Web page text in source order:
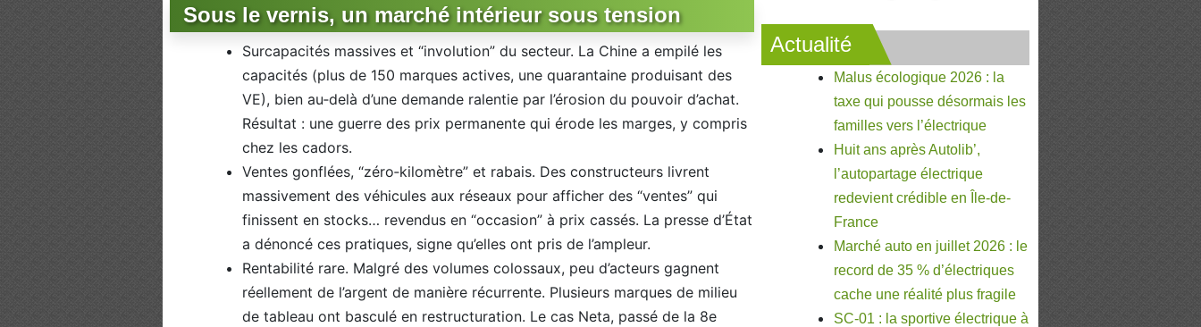
Sous le vernis, un marché intérieur sous tension
Surcapacités massives et “involution” du secteur. La Chine a empilé les
capacités (plus de 150 marques actives, une quarantaine produisant des
VE), bien au‑delà d’une demande ralentie par l’érosion du pouvoir d’achat.
Résultat : une guerre des prix permanente qui érode les marges, y compris
chez les cadors.
Ventes gonflées, “zéro‑kilomètre” et rabais. Des constructeurs livrent
massivement des véhicules aux réseaux pour afficher des “ventes” qui
finissent en stocks… revendus en “occasion” à prix cassés. La presse d’État
a dénoncé ces pratiques, signe qu’elles ont pris de l’ampleur.
Rentabilité rare. Malgré des volumes colossaux, peu d’acteurs gagnent
réellement de l’argent de manière récurrente. Plusieurs marques de milieu
de tableau ont basculé en restructuration. Le cas Neta, passé de la 8e
Actualité
Malus écologique 2026 : la
taxe qui pousse désormais les
familles vers l’électrique
Huit ans après Autolib’,
l’autopartage électrique
redevient crédible en Île-de-
France
Marché auto en juillet 2026 : le
record de 35 % d’électriques
cache une réalité plus fragile
SC-01 : la sportive électrique à